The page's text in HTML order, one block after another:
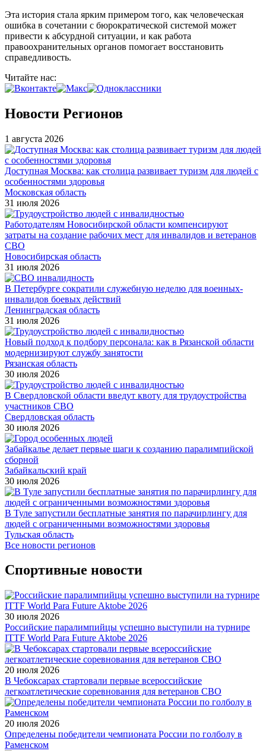
Эта история стала ярким примером того, как человеческая
ошибка в сочетании с бюрократической системой может
привести к абсурдной ситуации, и как работа
правоохранительных органов помогает восстановить
справедливость.
Читайте нас:
Новости Регионов
1 августа 2026
Доступная Москва: как столица развивает туризм для людей с
особенностями здоровья
Московская область
31 июля 2026
Работодателям Новосибирской области компенсируют
затраты на создание рабочих мест для инвалидов и ветеранов
СВО
Новосибирская область
31 июля 2026
В Петербурге сократили служебную неделю для военных-
инвалидов боевых действий
Ленинградская область
31 июля 2026
Новый подход к подбору персонала: как в Рязанской области
модернизируют службу занятости
Рязанская область
30 июля 2026
В Свердловской области введут квоту для трудоустройства
участников СВО
Свердловская область
30 июля 2026
Забайкалье делает первые шаги к созданию паралимпийской
сборной
Забайкальский край
30 июля 2026
В Туле запустили бесплатные занятия по парачирлингу для
людей с ограниченными возможностями здоровья
Тульская область
Все новости регионов
Спортивные новости
30 июля 2026
Российские паралимпийцы успешно выступили на турнире
ITTF World Para Future Aktobe 2026
20 июля 2026
В Чебоксарах стартовали первые всероссийские
легкоатлетические соревнования для ветеранов СВО
20 июля 2026
Определены победители чемпионата России по голболу в
Раменском